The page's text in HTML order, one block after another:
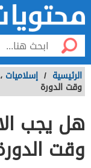
الرئيسية / إسلاميات ،
وقت الدورة
هل يجب
وقت